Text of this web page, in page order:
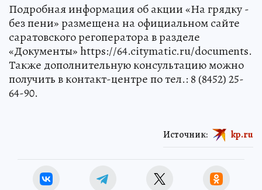
Подробная информация об акции «На грядку -
без пени» размещена на официальном сайте
саратовского регоператора в разделе
«Документы» https://64.citymatic.ru/documents.
Также дополнительную консультацию можно
получить в контакт-центре по тел.: 8 (8452) 25-
64-90.
Источник: kp.ru